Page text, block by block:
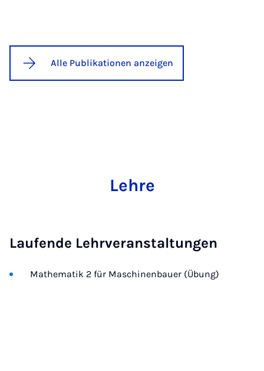
Alle Publikationen anzeigen
Lehre
Laufende Lehrveranstaltungen
Mathematik 2 für Maschinenbauer (Übung)